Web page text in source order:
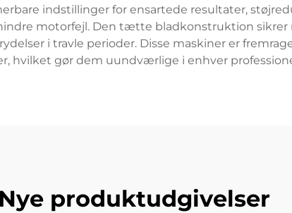
indstillinger for ensartede resultater,
motorfejl. Den tætte bladkonstruktion
i travle perioder. Disse maskiner er
hvilket gør dem uundværlige i enhver
Nye produktudgivelser